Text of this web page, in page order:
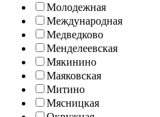
Молодежная
Международная
Медведково
Менделеевская
Мякинино
Маяковская
Митино
Мясницкая